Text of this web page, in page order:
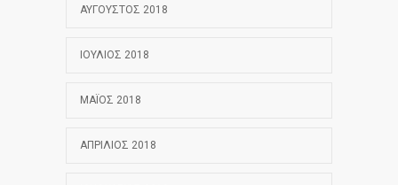
ΑΎΓΟΥΣΤΟΣ 2018
ΙΟΎΛΙΟΣ 2018
ΜΆΙΟΣ 2018
ΑΠΡΊΛΙΟΣ 2018